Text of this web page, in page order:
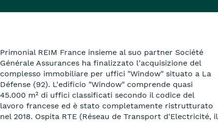
Primonial REIM France insieme al suo partner Société
Générale Assurances ha finalizzato l'acquisizione del
complesso immobiliare per uffici "Window" situato a La
Défense (92). L'edificio "Window" comprende quasi
45.000 m² di uffici classificati secondo il codice del
lavoro francese ed è stato completamente ristrutturato
nel 2018. Ospita RTE (Réseau de Transport d'Electricité, il